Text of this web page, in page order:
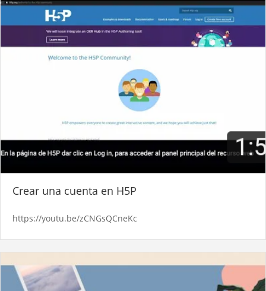
Crear una cuenta en H5P
https://youtu.be/zCNGsQCneKc